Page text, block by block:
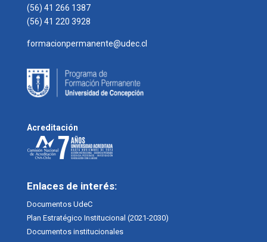
(56) 41 266 1387
(56) 41 220 3928
formacionpermanente@udec.cl
Acreditación
Enlaces de interés:
Documentos UdeC
Plan Estratégico Institucional (2021-2030)
Documentos institucionales